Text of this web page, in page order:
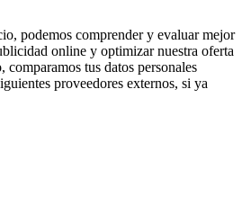
podemos comprender y evaluar mejor
online y optimizar nuestra oferta
comparamos tus datos personales
proveedores externos, si ya